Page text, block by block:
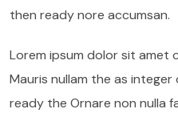
then ready nore accumsan.
Lorem ipsum dolor sit amet
Mauris nullam the as
ready the Ornare non nulla